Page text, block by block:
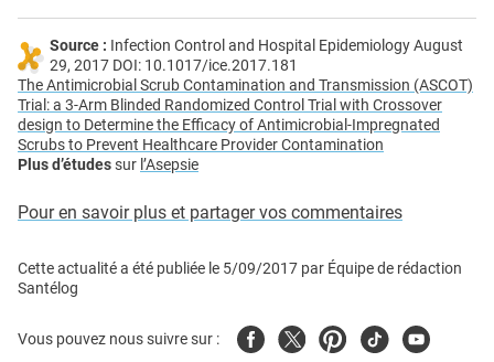
Source : Infection Control and Hospital Epidemiology August
29, 2017 DOI: 10.1017/ice.2017.181
The Antimicrobial Scrub Contamination and Transmission (ASCOT)
Trial: a 3-Arm Blinded Randomized Control Trial with Crossover
design to Determine the Efficacy of Antimicrobial-Impregnated
Scrubs to Prevent Healthcare Provider Contamination
Plus d’étudessur l’Asepsie
Pour en savoir plus et partager vos commentaires
Cette actualité a été publiée le 5/09/2017 par Équipe de rédaction
Santélog
Vous pouvez nous suivre sur : FacebookTwitterPinterest
TiktokYoutube